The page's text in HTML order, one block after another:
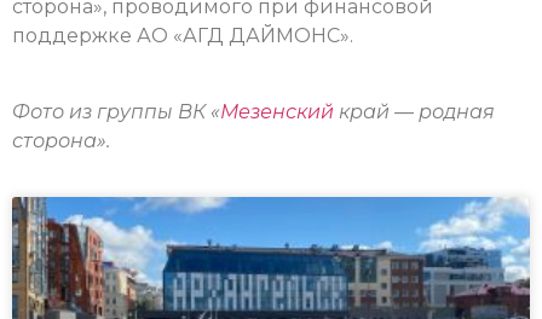
сторона», проводимого при финансовой
поддержке АО «АГД ДАЙМОНС».
Фото из группы ВК «Мезенский край — родная
сторона».